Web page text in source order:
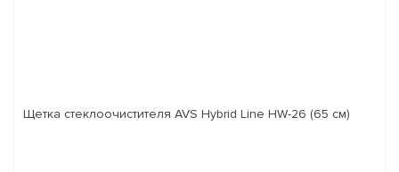
Щетка стеклоочистителя AVS Hybrid Line HW-26 (65 см)